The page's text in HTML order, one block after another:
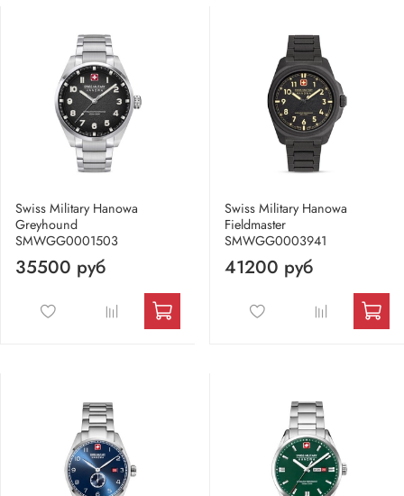
Swiss Military Hanowa
Greyhound
SMWGG0001503
35500 руб
Swiss Military Hanowa
Fieldmaster
SMWGG0003941
41200 руб